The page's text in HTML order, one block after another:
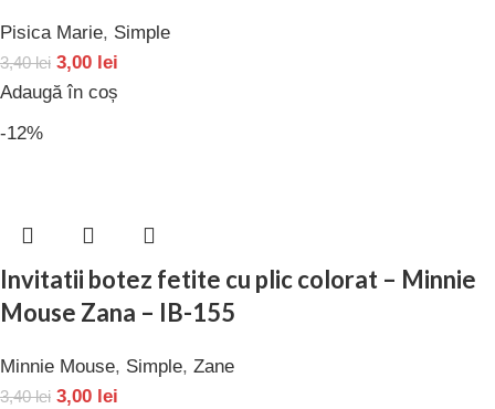
Pisica Marie, Simple
3,40lei 3,00 lei
Adaugă în coș
-12%
Invitatii botez fetite cu plic colorat – Minnie
Mouse Zana – IB-155
Minnie Mouse, Simple, Zane
3,40lei 3,00 lei